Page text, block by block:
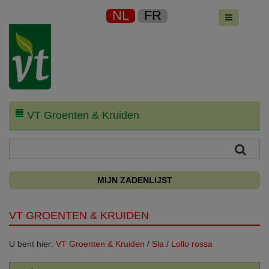
NL FR
VT Groenten & Kruiden
MIJN ZADENLIJST
VT GROENTEN & KRUIDEN
U bent hier: VT Groenten & Kruiden / Sla / Lollo rossa